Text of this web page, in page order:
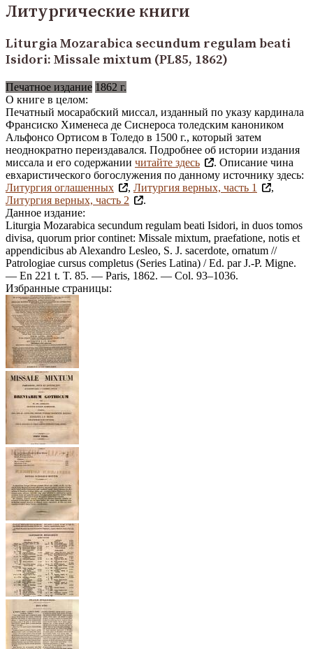
Литургические книги
Liturgia Mozarabica secundum regulam beati
Isidori: Missale mixtum (PL85, 1862)
Печатное издание 1862 г.
О книге в целом:
Печатный мосарабский миссал, изданный по указу кардинала
Франсиско Хименеса де Сиснероса толедским каноником
Альфонсо Ортисом в Толедо в 1500 г., который затем
неоднократно переиздавался. Подробнее об истории издания
миссала и его содержании читайте здесь
. Описание чина
евхаристического богослужения по данному источнику здесь:
Литургия оглашенных
, Литургия верных, часть 1
,
Литургия верных, часть 2
.
Данное издание:
Liturgia Mozarabica secundum regulam beati Isidori, in duos tomos
divisa, quorum prior continet: Missale mixtum, praefatione, notis et
appendicibus ab Alexandro Lesleo, S. J. sacerdote, ornatum //
Patrologiae cursus completus (Series Latina) / Ed. par J.-P. Migne.
— En 221 t. T. 85. — Paris, 1862. — Col. 93–1036.
Избранные страницы: